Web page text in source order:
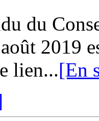
du
2019
lien...[En